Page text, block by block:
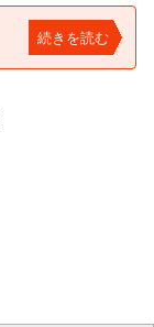
続きを読む